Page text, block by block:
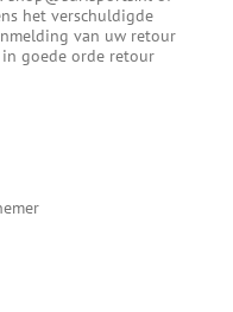
het verschuldigde
van uw retour
goede orde retour